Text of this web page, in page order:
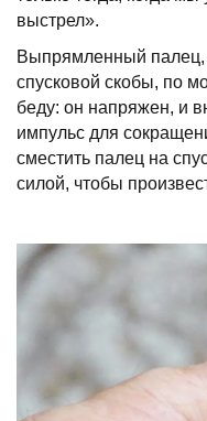
выстрел».
Выпрямленный
спусковой скобы, по
беду: он напряжен, и
импульс для
сместить палец на
силой, чтобы